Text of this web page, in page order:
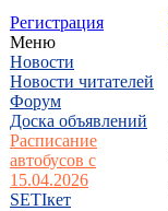
Регистрация
Меню
Новости
Новости читателей
Форум
Доска объявлений
Расписание
автобусов с
15.04.2026
SETIкет